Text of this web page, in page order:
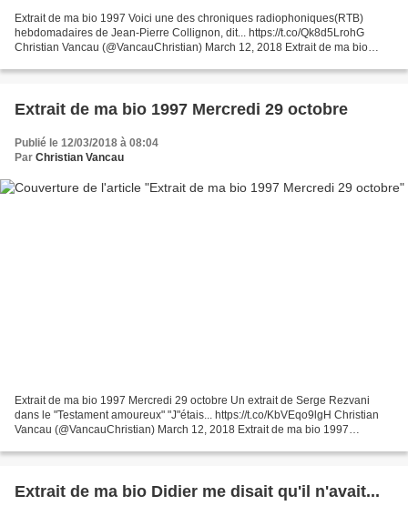
Extrait de ma bio 1997 Voici une des chroniques radiophoniques(RTB)
hebdomadaires de Jean-Pierre Collignon, dit... https://t.co/Qk8d5LrohG
Christian Vancau (@VancauChristian) March 12, 2018 Extrait de ma bio
Extrait de ma bio 1997 Mercredi 29 octobre
Publié le 12/03/2018 à 08:04
Par Christian Vancau
Extrait de ma bio 1997 Mercredi 29 octobre Un extrait de Serge Rezvani
dans le "Testament amoureux" "J"étais... https://t.co/KbVEqo9lgH Christian
Vancau (@VancauChristian) March 12, 2018 Extrait de ma bio 1997
Extrait de ma bio Didier me disait qu'il n'avait...